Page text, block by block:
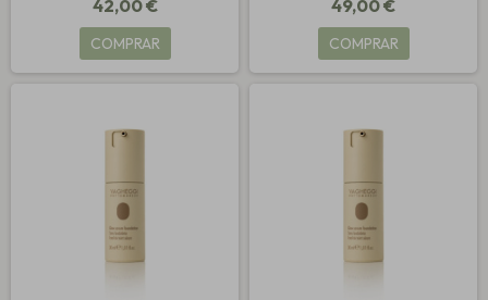
42,00 €
COMPRAR
49,00 €
COMPRAR